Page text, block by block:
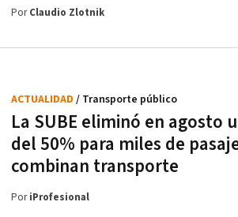
PorClaudio Zlotnik
La SUBE eliminó en agosto
del 50% para miles de
combinan transporte
ACTUALIDAD / Transporte público
PoriProfesional